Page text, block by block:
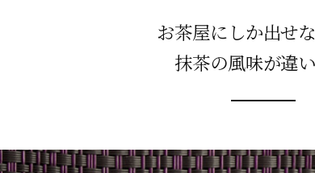
お茶屋にしか出
抹茶の風味が違